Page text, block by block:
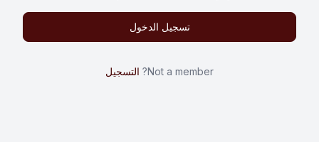
Not a member? التسجيل